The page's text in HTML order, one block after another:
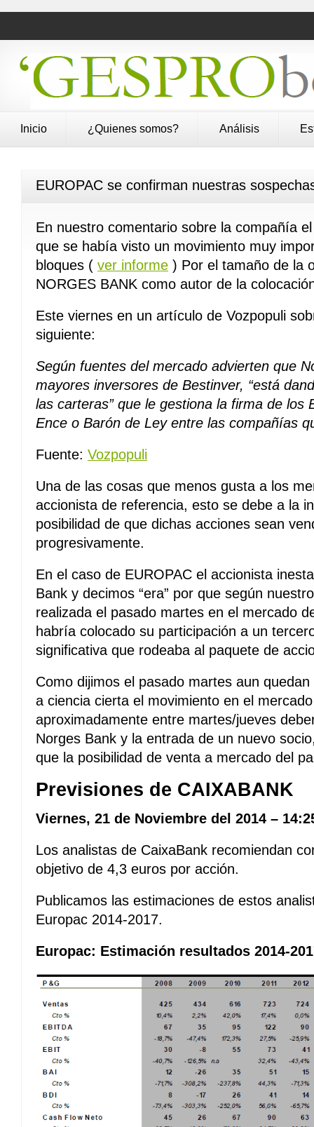
Inicio ¿Quienes somos? Análisis
EUROPAC se confirman nuestras
En nuestro comentario sobre la compañía
que se había visto un movimiento muy
bloques ( ver informe ) Por el tamaño de la
NORGES BANK como autor de la
Este viernes en un artículo de Vozpopuli
siguiente:
Según fuentes del mercado advierten que
mayores inversores de Bestinver, “está
las carteras” que le gestiona la firma de los
Ence o Barón de Ley entre las compañías
Fuente: Vozpopuli
Una de las cosas que menos gusta a los
accionista de referencia, esto se debe a la
posibilidad de que dichas acciones sean
progresivamente.
En el caso de EUROPAC el accionista
Bank y decimos “era” por que según
realizada el pasado martes en el mercado
habría colocado su participación a un
significativa que rodeaba al paquete de
Como dijimos el pasado martes aun
a ciencia cierta el movimiento en el
aproximadamente entre martes/jueves
Norges Bank y la entrada de un nuevo
que la posibilidad de venta a mercado del
Previsiones de CAIXABANK
Viernes, 21 de Noviembre del 2014 –
Los analistas de CaixaBank recomiendan
objetivo de 4,3 euros por acción.
Publicamos las estimaciones de estos
Europac 2014-2017.
Europac: Estimación resultados 2014-